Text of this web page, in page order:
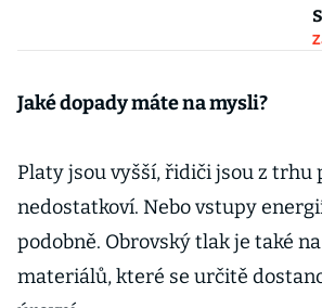
Jaké dopady máte na mysli?
Platy jsou vyšší, řidiči jsou z trhu
nedostatkoví. Nebo vstupy
podobně. Obrovský tlak je také
materiálů, které se určitě